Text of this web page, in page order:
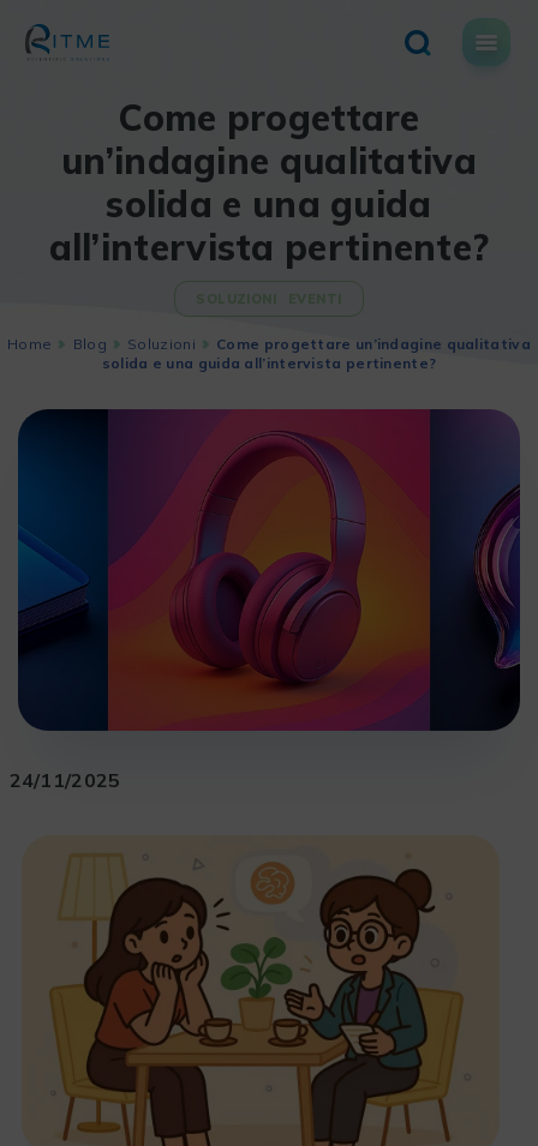
content
Come progettare
un’indagine qualitativa
solida e una guida
all’intervista pertinente?
SOLUZIONI EVENTI
Home Blog Soluzioni
Come progettare un’indagine qualitativa
solida e una guida all’intervista pertinente?
24/11/2025